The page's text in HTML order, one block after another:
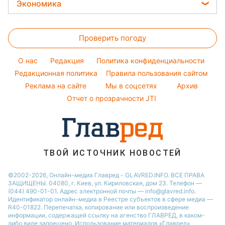
Новости Харькова
Новости Одессы
Новости Полтавы
Ани Лорак
Кейт Миддлтон
Максим Галкин
Настя Каменских
Виталий Козловский
Модные ошибки
Советы от Андре Тана
Стирка
Авто
Комнатные растения
Закуски
Простые блюда
Легкие десерты
Напитки
Экономика
Денежная помощь
Тарифы
Курс валют
Проверить погоду
O нас Редакция
Политика конфиденциальности
Редакционная политика
Правила пользования сайтом
Реклама на сайте
Мы в соцсетях
Архив
Отчет о прозрачности JTI
ТВОЙ ИСТОЧНИК НОВОСТЕЙ
©2002-2026, Онлайн-медиа Главред - GLAVRED.INFO. ВСЕ ПРАВА
ЗАЩИЩЕНЫ. 04080, г. Киев, ул. Кириловская, дом 23. Телефон —
(044) 490-01-01. Адрес электронной почты — info@glavred.info.
Идентификатор онлайн-медиа в Реестре cубъектов в сфере медиа —
R40-01822. Перепечатка, копирование или воспроизведение
информации, содержащей ссылку на агенство ГЛАВРЕД, в каком-
либо виде запрещено. Использование материалов «Главред»